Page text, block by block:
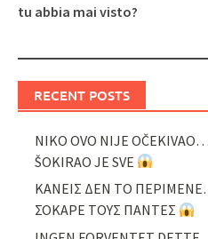
tu abbia mai visto?
RECENT POSTS
NIKO OVO NIJE
ŠOKIRAO JE SVE
ΚΑΝΕΙΣ ΔΕΝ ΤΟ
ΣΟΚΑΡΕ ΤΟΥΣ ΠΑΝΤΕΣ